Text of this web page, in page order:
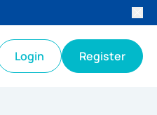
Login Register